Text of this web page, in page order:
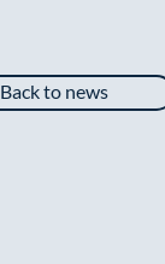
Back to news